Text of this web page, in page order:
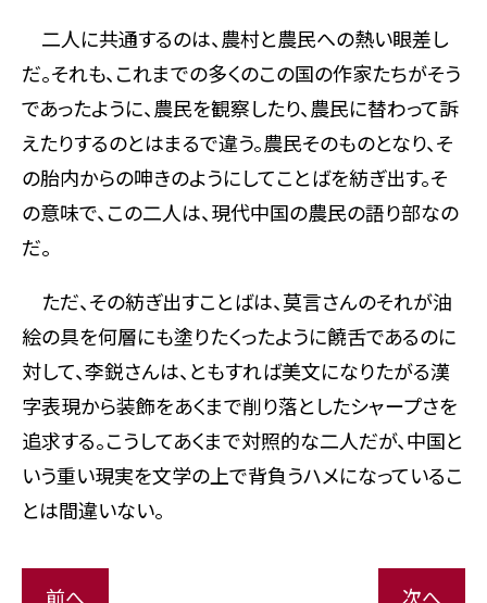
二人に共通するのは、農村と農民への熱い眼差し
だ。それも、これまでの多くのこの国の作家たちがそう
であったように、農民を観察したり、農民に替わって訴
えたりするのとはまるで違う。農民そのものとなり、そ
の胎内からの呻きのようにしてことばを紡ぎ出す。そ
の意味で、この二人は、現代中国の農民の語り部なの
だ。
ただ、その紡ぎ出すことばは、莫言さんのそれが油
絵の具を何層にも塗りたくったように饒舌であるのに
対して、李鋭さんは、ともすれば美文になりたがる漢
字表現から装飾をあくまで削り落としたシャープさを
追求する。こうしてあくまで対照的な二人だが、中国と
いう重い現実を文学の上で背負うハメになっているこ
とは間違いない。
前へ 次へ